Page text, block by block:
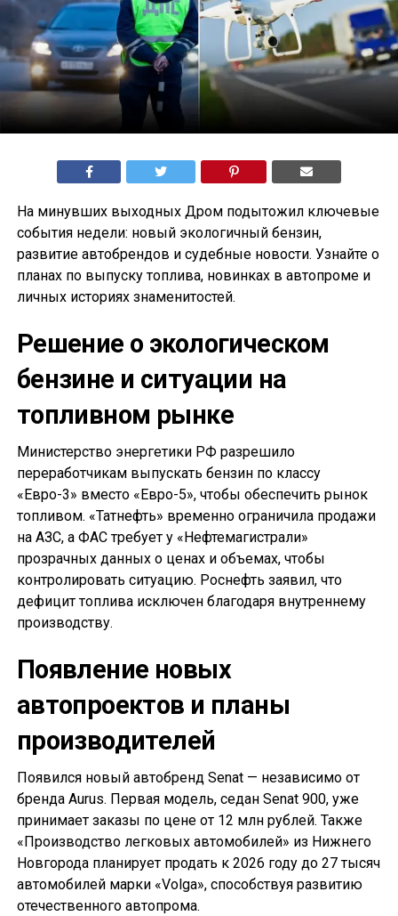
На минувших выходных Дром подытожил ключевые
события недели: новый экологичный бензин,
развитие автобрендов и судебные новости. Узнайте о
планах по выпуску топлива, новинках в автопроме и
личных историях знаменитостей.
Решение о экологическом
бензине и ситуации на
топливном рынке
Министерство энергетики РФ разрешило
переработчикам выпускать бензин по классу
«Евро-3» вместо «Евро-5», чтобы обеспечить рынок
топливом. «Татнефть» временно ограничила продажи
на АЗС, а ФАС требует у «Нефтемагистрали»
прозрачных данных о ценах и объемах, чтобы
контролировать ситуацию. Роснефть заявил, что
дефицит топлива исключен благодаря внутреннему
производству.
Появление новых
автопроектов и планы
производителей
Появился новый автобренд Senat — независимо от
бренда Aurus. Первая модель, седан Senat 900, уже
принимает заказы по цене от 12 млн рублей. Также
«Производство легковых автомобилей» из Нижнего
Новгорода планирует продать к 2026 году до 27 тысяч
автомобилей марки «Volga», способствуя развитию
отечественного автопрома.